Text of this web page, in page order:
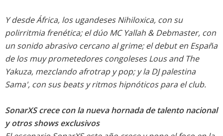
Y desde África, los ugandeses Nihiloxica, con su
polirritmia frenética; el dúo MC Yallah & Debmaster, con
un sonido abrasivo cercano al grime; el debut en España
de los muy prometedores congoleses Lous and The
Yakuza, mezclando afrotrap y pop; y la DJ palestina
Sama', con sus beats y ritmos hipnóticos para el club.
SonarXS crece con la nueva hornada de talento nacional
y otros shows exclusivos